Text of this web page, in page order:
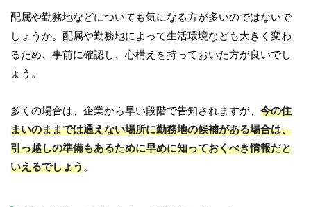
配属や勤務地などについても気になる方が多いのではないで
しょうか。配属や勤務地によって生活環境なども大きく変わ
るため、事前に確認し、心構えを持っておいた方が良いでし
ょう。
多くの場合は、企業から早い段階で告知されますが、 今の住
まいのままでは通えない場所に勤務地の候補がある場合は、
引っ越しの準備もあるために早めに知っておくべき情報だと
いえるでしょう。